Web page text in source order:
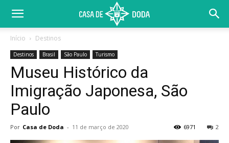
Início Destinos
Destinos Brasil São Paulo Turismo
Museu Histórico da
Imigração Japonesa, São
Paulo
Por Casa de Doda - 11 de março de 2020 2
6971